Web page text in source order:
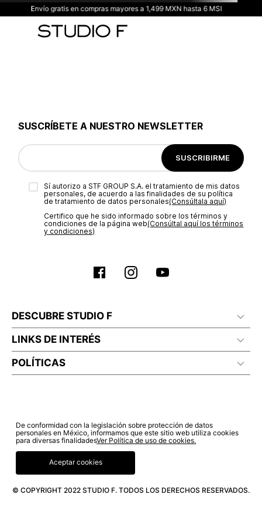
Envío gratis en compras mayores a 1,499 MXN hasta 6 MSI
SUSCRÍBETE A NUESTRO NEWSLETTER
SUSCRIBIRME
Sí autorizo a STF GROUP S.A. el tratamiento de mis datos
personales, de acuerdo a las finalidades de su política
de tratamiento de datos personales‎(Consúltala aquí)
Certifico que he sido informado sobre los términos y
condiciones de la página web‎(Consúltal aquí los términos
y condiciones)
DESCUBRE STUDIO F
LINKS DE INTERÉS
POLÍTICAS
© COPYRIGHT 2022 STUDIO F. TODOS LOS DERECHOS RESERVADOS.
De conformidad con la legislación sobre protección de datos
personales en México, informamos que este sitio web utiliza cookies
para diversas finalidadesVer Política de uso de cookies.
Aceptar cookies